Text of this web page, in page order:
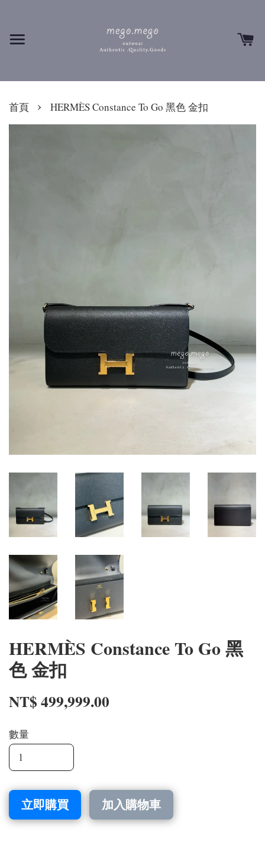
首頁 › HERMÈS Constance To Go 黑色 金扣
HERMÈS Constance To Go 黑
色 金扣
NT$ 499,999.00
數量
立即購買 加入購物車